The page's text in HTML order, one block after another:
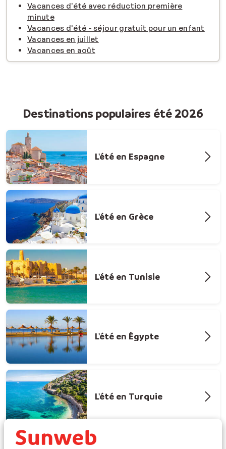
Vacances d'été avec réduction première
minute
Vacances d'été - séjour gratuit pour un enfant
Vacances en juillet
Vacances en août
Destinations populaires été 2026
L'été en Espagne
L'été en Grèce
L'été en Tunisie
L'été en Égypte
L'été en Turquie